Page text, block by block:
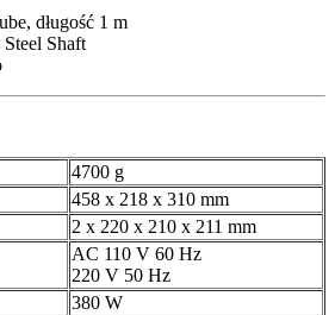
długość 1 m
Shaft
4700 g
458 x 218 x 310 mm
2 x 220 x 210 x 211 mm
AC 110 V 60 Hz
220 V 50 Hz
380 W